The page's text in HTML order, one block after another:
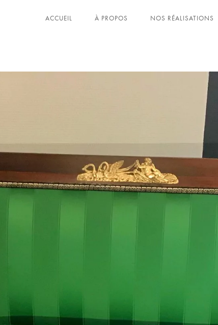
ACCUEIL À PROPOS NOS RÉALISATIONS